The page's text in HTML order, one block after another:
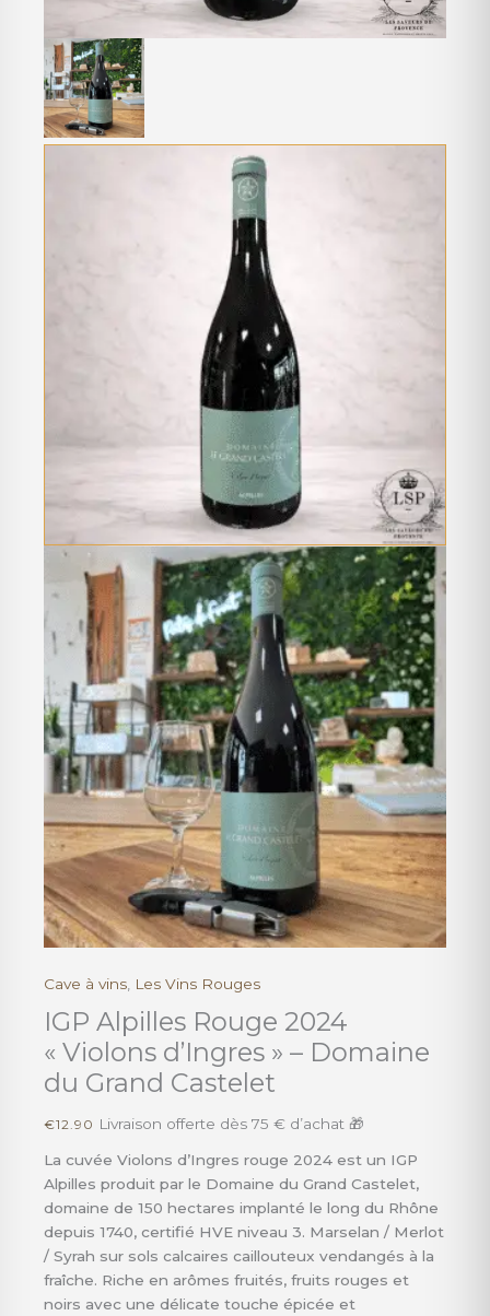
Cave à vins, Les Vins Rouges
IGP Alpilles Rouge 2024
« Violons d’Ingres » – Domaine
du Grand Castelet
€12.90 Livraison offerte dès 75 € d’achat 🎁
La cuvée Violons d’Ingres rouge 2024 est un IGP
Alpilles produit par le Domaine du Grand Castelet,
domaine de 150 hectares implanté le long du Rhône
depuis 1740, certifié HVE niveau 3. Marselan / Merlot
/ Syrah sur sols calcaires caillouteux vendangés à la
fraîche. Riche en arômes fruités, fruits rouges et
noirs avec une délicate touche épicée et
quantité
de
IGP
Alpilles
Rouge
"Violons
d'Ingres"
–
Domaine
du
Grand
Castelet